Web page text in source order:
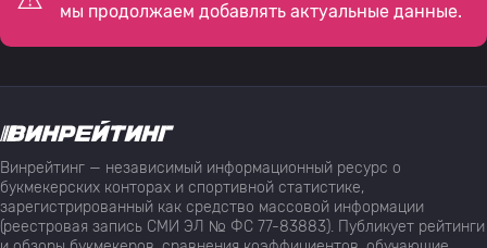
мы продолжаем добавлять актуальные данные.
Винрейтинг — независимый информационный ресурс о
букмекерских конторах и спортивной статистике,
зарегистрированный как средство массовой информации
(реестровая запись СМИ ЭЛ № ФС 77-83883). Публикует рейтинги